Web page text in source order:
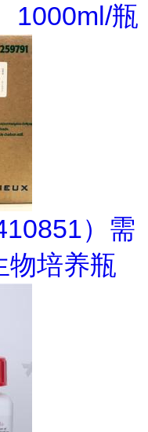
1000ml/瓶
）需
物培养瓶